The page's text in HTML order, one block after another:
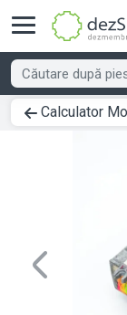
Calculator Motor
Previous